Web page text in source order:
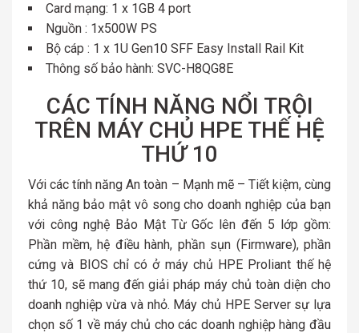
Card mạng: 1 x 1GB 4 port
Nguồn : 1x500W PS
Bộ cáp : 1 x 1U Gen10 SFF Easy Install Rail Kit
Thông số bảo hành: SVC-H8QG8E
CÁC TÍNH NĂNG NỔI TRỘI
TRÊN MÁY CHỦ HPE THẾ HỆ
THỨ 10
Với các tính năng An toàn – Mạnh mẽ – Tiết kiệm, cùng
khả năng bảo mật vô song cho doanh nghiệp của bạn
với công nghệ Bảo Mật Từ Gốc lên đến 5 lớp gồm:
Phần mềm, hệ điều hành, phần sụn (Firmware), phần
cứng và BIOS chỉ có ở máy chủ HPE Proliant thế hệ
thứ 10, sẽ mang đến giải pháp máy chủ toàn diện cho
doanh nghiệp vừa và nhỏ. Máy chủ HPE Server sự lựa
chọn số 1 về máy chủ cho các doanh nghiệp hàng đầu